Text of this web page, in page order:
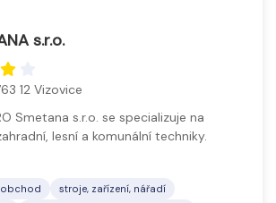
s.r.o.
12 Vizovice
Smetana s.r.o. se specializuje na
lesní a komunální techniky.
obchod
stroje, zařízení, nářadí